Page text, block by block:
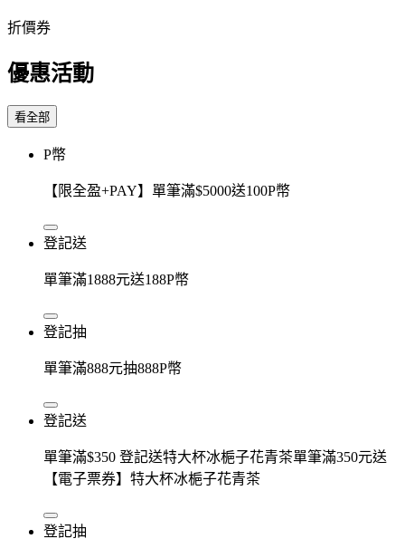
折價券
優惠活動
看全部
P幣
【限全盈+PAY】單筆滿$5000送100P幣
登記送
單筆滿1888元送188P幣
登記抽
單筆滿888元抽888P幣
登記送
單筆滿$350 登記送特大杯冰梔子花青茶單筆滿350元送
【電子票券】特大杯冰梔子花青茶
登記抽